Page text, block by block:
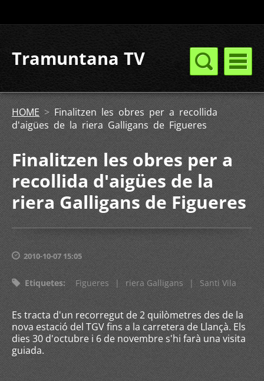
Tramuntana TV
HOME > Finalitzen les obres per a recollida
d'aigües de la riera Galligans de Figueres
Finalitzen les obres per a
recollida d'aigües de la
riera Galligans de Figueres
2010-10-07 15:05
Etiquetes: Figueres | riera Galligans | Santi Vila
Es tracta d'un recorregut de 2 quilòmetres des de la
nova estació del TGV fins a la carretera de Llançà. Els
dies 30 d'octubre i 6 de novembre s'hi farà una visita
guiada.